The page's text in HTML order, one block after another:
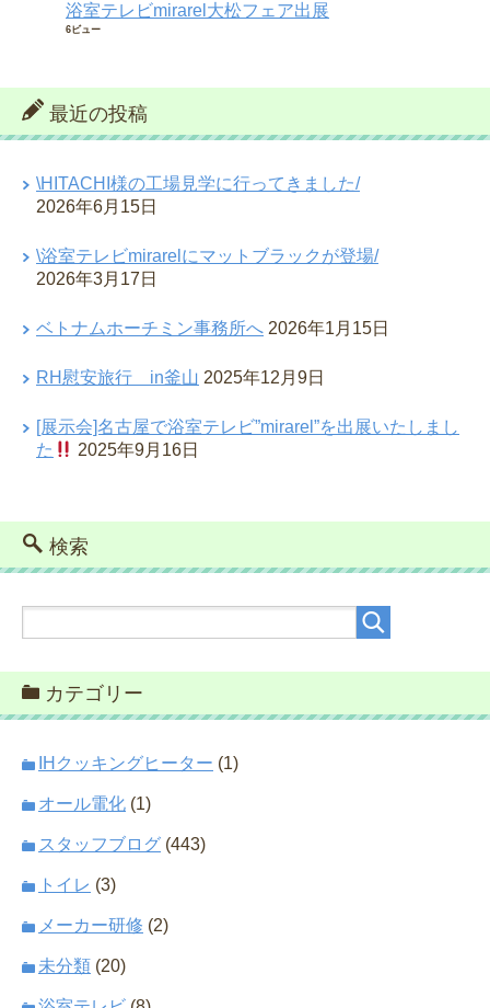
浴室テレビmirarel大松フェア出展
6ビュー
最近の投稿
\HITACHI様の工場見学に行ってきました/
2026年6月15日
\浴室テレビmirarelにマットブラックが登場/
2026年3月17日
ベトナムホーチミン事務所へ 2026年1月15日
RH慰安旅行 in釜山 2025年12月9日
[展示会]名古屋で浴室テレビ”mirarel”を出展いたしまし
た
2025年9月16日
検索
カテゴリー
IHクッキングヒーター (1)
オール電化 (1)
スタッフブログ (443)
トイレ (3)
メーカー研修 (2)
未分類 (20)